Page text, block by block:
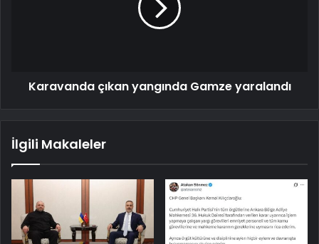
Karavanda çıkan yangında Gamze yaralandı
İlgili Makaleler